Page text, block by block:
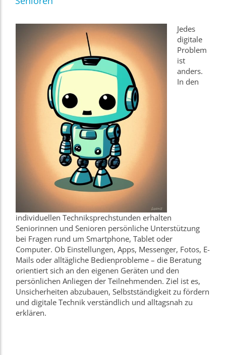
Jedes
digitale
Problem
ist
anders.
In den
individuellen Techniksprechstunden erhalten
Seniorinnen und Senioren persönliche Unterstützung
bei Fragen rund um Smartphone, Tablet oder
Computer. Ob Einstellungen, Apps, Messenger, Fotos, E-
Mails oder alltägliche Bedienprobleme – die Beratung
orientiert sich an den eigenen Geräten und den
persönlichen Anliegen der Teilnehmenden. Ziel ist es,
Unsicherheiten abzubauen, Selbstständigkeit zu fördern
und digitale Technik verständlich und alltagsnah zu
erklären.